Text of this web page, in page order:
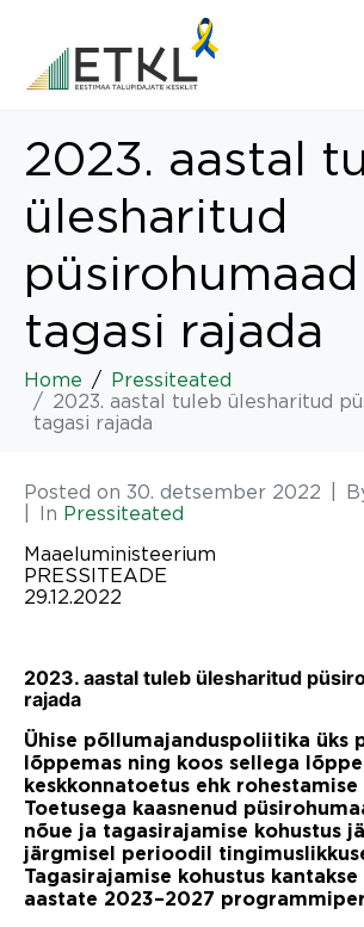
2023. aastal
ülesharitud
püsirohumaad
tagasi rajada
Home
Pressiteated
2023. aastal tuleb ülesharitud
tagasi rajada
Posted on 30. detsember 2022
In Pressiteated
Maaeluministeerium
PRESSITEADE
29.12.2022
2023. aastal tuleb ülesharitud
rajada
Ühise põllumajanduspoliitika üks
lõppemas ning koos sellega
keskkonnatoetus ehk
Toetusega kaasnenud
nõue ja tagasirajamise kohustus
järgmisel perioodil
Tagasirajamise kohustus kantakse
aastate 2023–2027